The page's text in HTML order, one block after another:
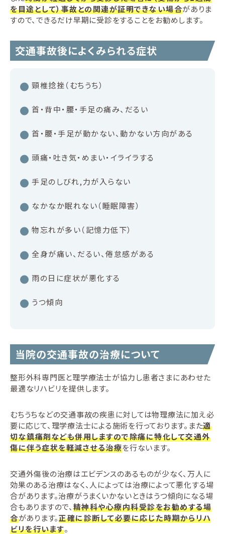
を目途として）事故との関連が証明できない場合がありま
すので、できるだけ早期に受診をすることをお勧めします。
交通事故後によくみられる症状
頸椎捻挫（むちうち）
首・背中・腰・手足の痛み、だるい
首・腰・手足が動かない、動かない方向がある
頭痛・吐き気・めまい・イライラする
手足のしびれ,力が入らない
なかなか眠れない（睡眠障害）
物忘れが多い（記憶力低下）
全身が痛い、だるい、倦怠感がある
雨の日に症状が悪化する
うつ傾向
当院の交通事故の治療について
整形外科専門医と理学療法士が協力し患者さまにあわせた
最適なリハビリを提供します。
むちうちなどの交通事故の疾患に対しては物理療法に加え必
要に応じて、理学療法士による施術を行っております。また適
切な鎮痛剤なども併用しますので除痛に特化して交通外
傷に伴う症状を軽減させる治療を行ないます。
交通外傷後の治療はエビデンスのあるものが少なく、万人に
効果のある治療はなく、人によっては治療によって悪化する場
合があります。治療がうまくいかないときはうつ傾向になる場
合もありますので、 精神科や心療内科受診をお勧めする場
合があります。正確に診断して必要に応じた時期からリハ
ビリを行います。